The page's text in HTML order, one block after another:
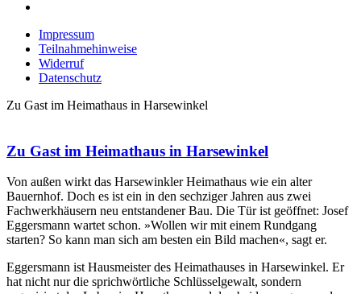
Impressum
Teilnahmehinweise
Widerruf
Datenschutz
Zu Gast im Heimathaus in Harsewinkel
Zu Gast im Heimathaus in Harsewinkel
Von außen wirkt das Harsewinkler Heimathaus wie ein alter
Bauernhof. Doch es ist ein in den sechziger Jahren aus zwei
Fachwerkhäusern neu entstandener Bau. Die Tür ist geöffnet: Josef
Eggersmann wartet schon. »Wollen wir mit einem Rundgang
starten? So kann man sich am besten ein Bild machen«, sagt er.
Eggersmann ist Hausmeister des Heimathauses in Harsewinkel. Er
hat nicht nur die sprichwörtliche Schlüsselgewalt, sondern